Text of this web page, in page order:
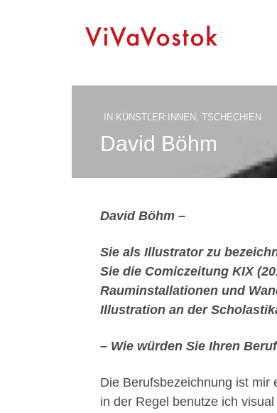
IN KÜNSTLER:INNEN , TSCHECHIEN
David Böhm
David Böhm –
Sie als Illustrator zu
Sie die Comiczeitung KIX
Rauminstallationen und
Illustration an der
– Wie würden Sie Ihren
Die Berufsbezeichnung ist mir
in der Regel benutze ich